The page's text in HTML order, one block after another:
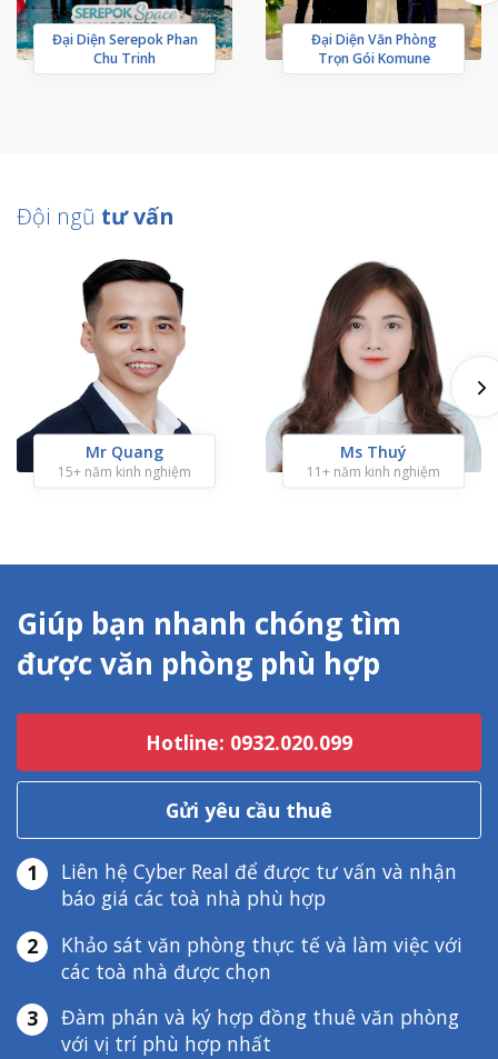
Đại Diện Serepok Phan
Chu Trinh
Đại Diện Văn Phòng
Trọn Gói Komune
Đội ngũ tư vấn
Mr Quang
15+ năm kinh nghiệm
Ms Thuý
11+ năm kinh nghiệm
Giúp bạn nhanh chóng tìm
được văn phòng phù hợp
Hotline: 0932.020.099
Gửi yêu cầu thuê
1
Liên hệ Cyber Real để được tư vấn và nhận
báo giá các toà nhà phù hợp
2
Khảo sát văn phòng thực tế và làm việc với
các toà nhà được chọn
3
Đàm phán và ký hợp đồng thuê văn phòng
với vị trí phù hợp nhất